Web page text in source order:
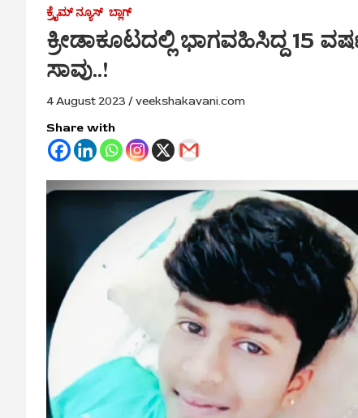
ಕ್ರೈಮ್‌ ನ್ಯೂಸ್ ಬ್ಲಾಗ್
ಕ್ರೀಡಾಕೂಟದಲ್ಲಿ ಭಾಗವಹಿಸಿದ್ದ 15
ಸಾವು..!
4 August 2023 veekshakavani.com
Share with